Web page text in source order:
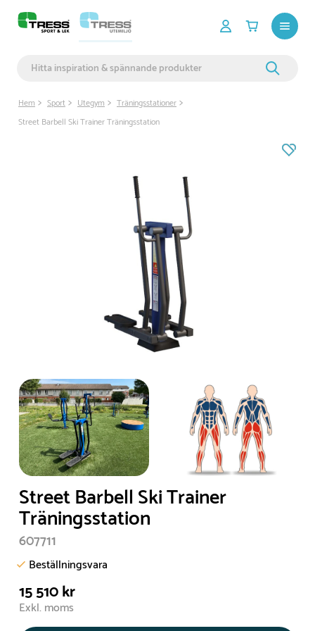
Hem Sport Utegym
Träningsstationer
Street Barbell Ski Trainer Träningsstation
Street Barbell Ski Trainer
Träningsstation
607711
Beställningsvara
15 510 kr
Exkl. moms